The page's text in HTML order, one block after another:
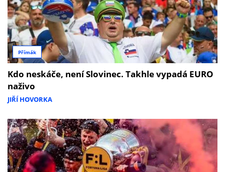
Přímák
Kdo neskáče, není Slovinec. Takhle vypadá EURO
naživo
JIŘÍ HOVORKA